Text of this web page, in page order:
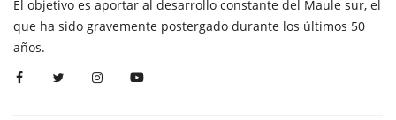
El objetivo es aportar al desarrollo constante del Maule sur, el
que ha sido gravemente postergado durante los últimos 50
años.